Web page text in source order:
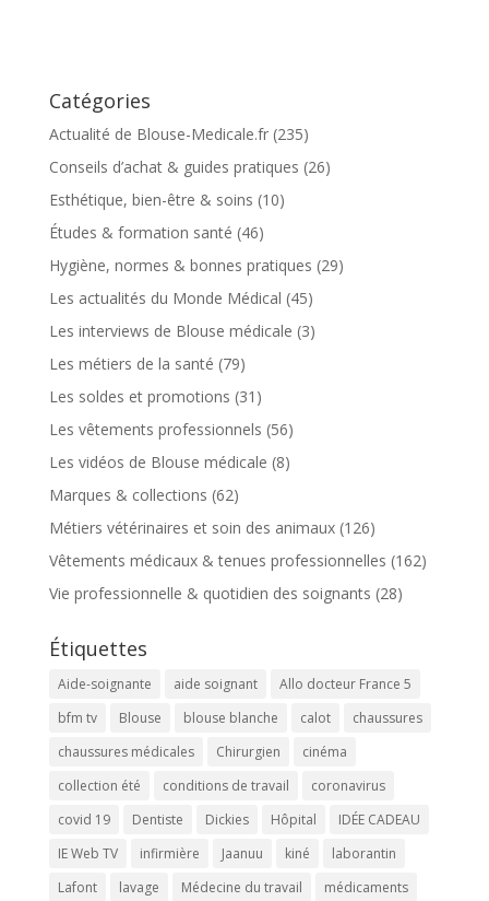
Catégories
Actualité de Blouse-Medicale.fr(235)
Conseils d’achat & guides pratiques (26)
Esthétique, bien-être & soins (10)
Études & formation santé (46)
Hygiène, normes & bonnes pratiques (29)
Les actualités du Monde Médical (45)
Les interviews de Blouse médicale (3)
Les métiers de la santé (79)
Les soldes et promotions (31)
Les vêtements professionnels (56)
Les vidéos de Blouse médicale (8)
Marques & collections (62)
Métiers vétérinaires et soin des animaux(126)
Vêtements médicaux & tenues professionnelles (162)
Vie professionnelle & quotidien des soignants (28)
Étiquettes
Aide-soignante aide soignant
Allo docteur France 5
bfm tv
Blouse blouse blanche calot
chaussures
chaussures médicales
Chirurgien
cinéma
collection été
conditions de travail
coronavirus
covid 19
Dentiste Dickies Hôpital
IDÉE CADEAU
IE Web TV
infirmière Jaanuu kiné
laborantin
Lafont
lavage Médecine du travail
médicaments